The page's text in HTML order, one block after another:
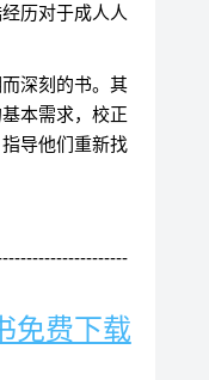
历对于成人人
深刻的书。其
本需求，校正
导他们重新找
免费下载